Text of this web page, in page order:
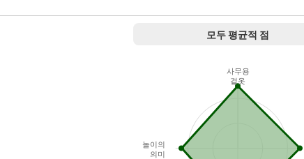
모두 평균적 점
사무용
겉옷
놀이의
의미